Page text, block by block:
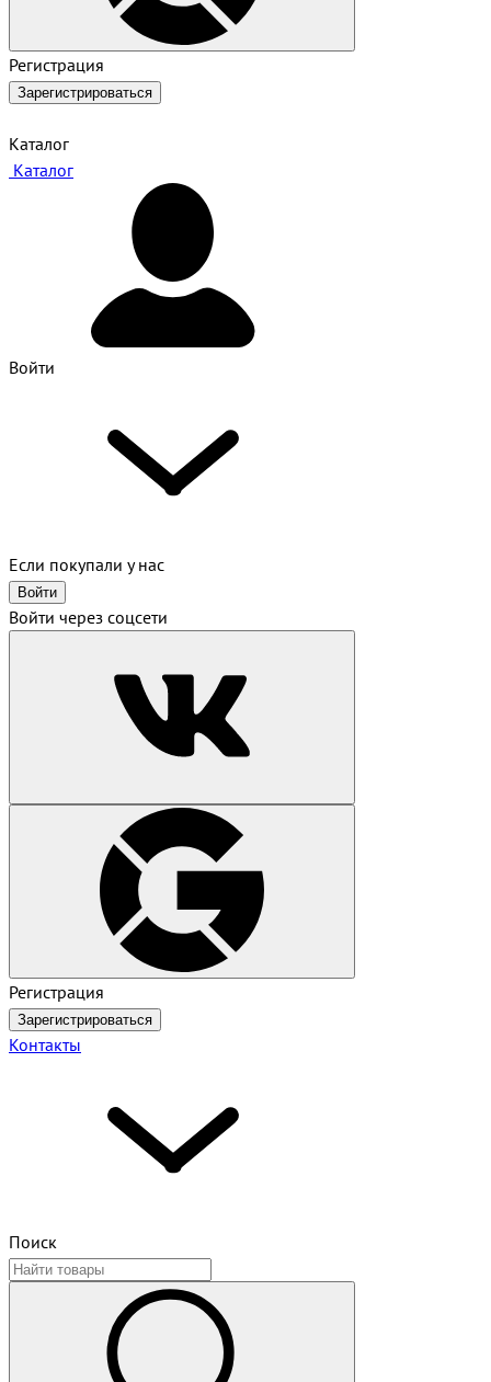
Регистрация
Зарегистрироваться
Каталог
Каталог
Войти
Если покупали у нас
Войти
Войти через соцсети
Регистрация
Зарегистрироваться
Контакты
Поиск